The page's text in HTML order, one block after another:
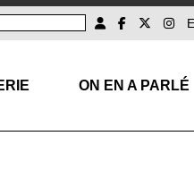
ON EN A PARLÉ